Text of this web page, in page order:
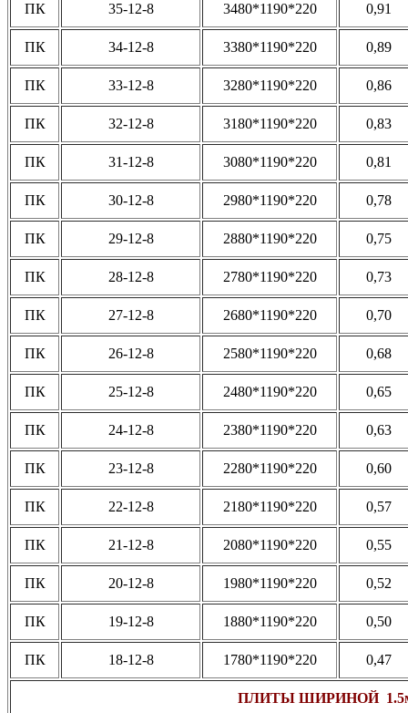
ПК 35-12-8 3480*1190*220 0,91
ПК 34-12-8 3380*1190*220 0,89
ПК 33-12-8 3280*1190*220 0,86
ПК 32-12-8 3180*1190*220 0,83
ПК 31-12-8 3080*1190*220 0,81
ПК 30-12-8 2980*1190*220 0,78
ПК 29-12-8 2880*1190*220 0,75
ПК 28-12-8 2780*1190*220 0,73
ПК 27-12-8 2680*1190*220 0,70
ПК 26-12-8 2580*1190*220 0,68
ПК 25-12-8 2480*1190*220 0,65
ПК 24-12-8 2380*1190*220 0,63
ПК 23-12-8 2280*1190*220 0,60
ПК 22-12-8 2180*1190*220 0,57
ПК 21-12-8 2080*1190*220 0,55
ПК 20-12-8 1980*1190*220 0,52
ПК 19-12-8 1880*1190*220 0,50
ПК 18-12-8 1780*1190*220 0,47
ПЛИТЫ ШИРИНОЙ